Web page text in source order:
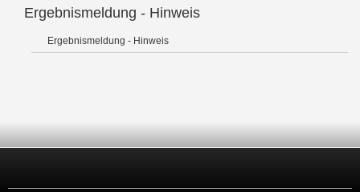
Ergebnismeldung - Hinweis
Ergebnismeldung - Hinweis